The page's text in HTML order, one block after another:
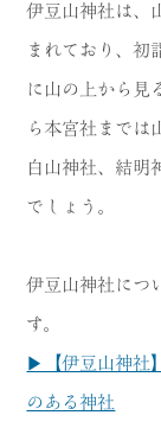
伊豆山神社は、
まれており、初
に山の上から見
ら本宮社までは
白山神社、結明
でしょう。
伊豆山神社につ
す。
▶【伊豆山神社
のある神社